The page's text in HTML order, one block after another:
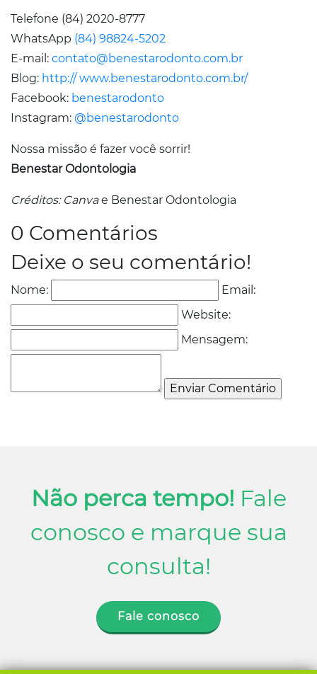
Telefone (84) 2020-8777
WhatsApp (84) 98824-5202
E-mail: contato@benestarodonto.com.br
Blog: http:// www.benestarodonto.com.br/
Facebook: benestarodonto
Instagram: @benestarodonto
Nossa missão é fazer você sorrir!
Benestar Odontologia
Créditos: Canvae Benestar Odontologia
0 Comentários
Deixe o seu comentário!
Nome:
Email:
Website:
Mensagem:
Não perca tempo! Fale
conosco e marque sua
consulta!
Fale conosco